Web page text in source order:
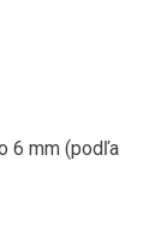
6 mm (podľa